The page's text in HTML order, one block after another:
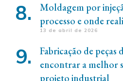
Moldagem por
processo e onde
13 de abril de 2026
Fabricação de peças
encontrar a melhor
projeto industrial